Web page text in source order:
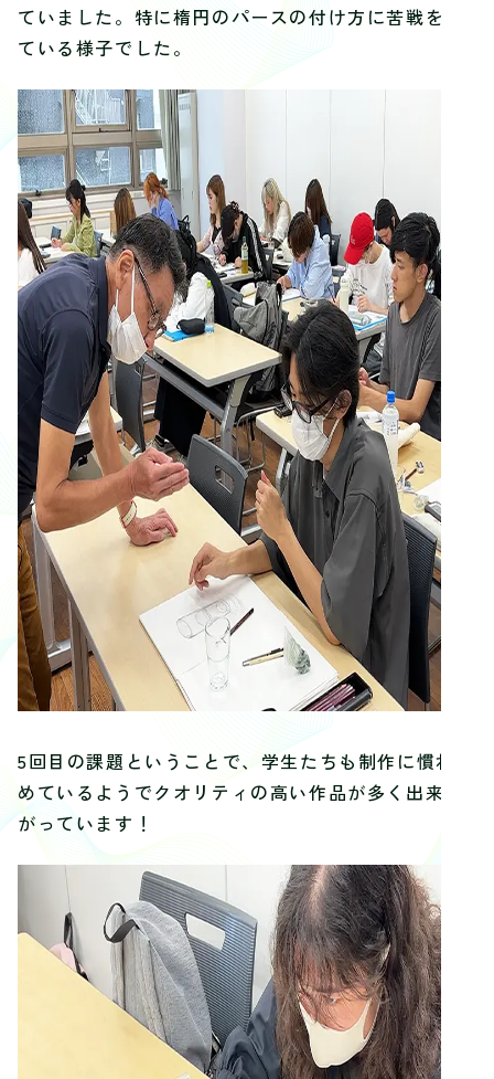
ていました。特に楕円のパースの付け方に苦戦をし
ている様子でした。
5回目の課題ということで、学生たちも制作に慣れ始
めているようでクオリティの高い作品が多く出来上
がっています！